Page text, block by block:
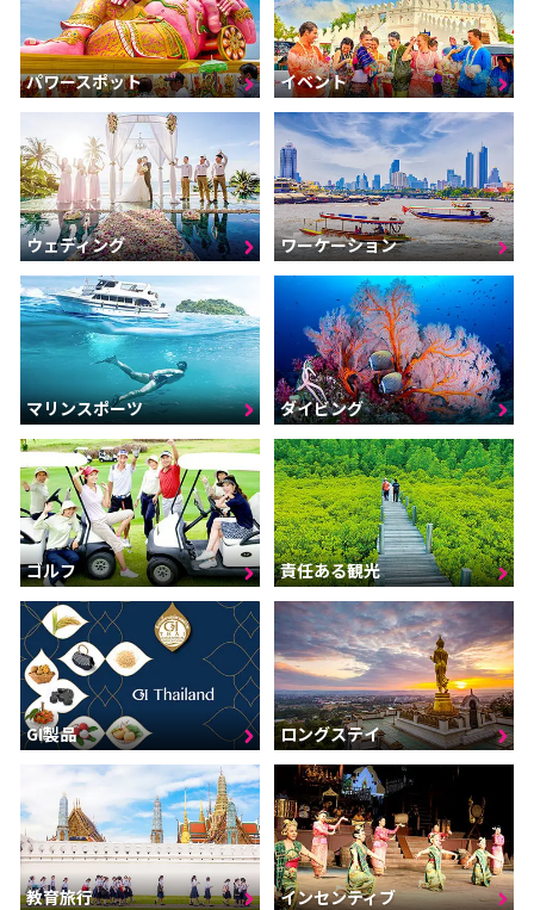
パワースポット イベント
ウェディング ワーケーション
マリンスポーツ ダイビング
ゴルフ 責任ある観光
GI製品 ロングステイ
教育旅行 インセンティブ